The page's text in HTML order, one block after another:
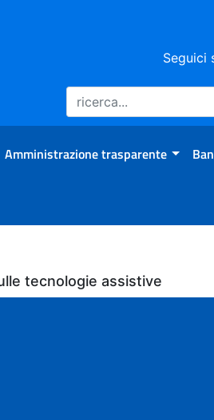
Seguici
Amministrazione trasparente
tecnologie assistive